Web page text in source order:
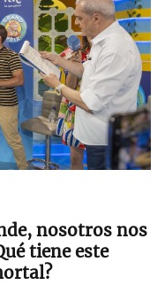
nosotros nos
tiene este